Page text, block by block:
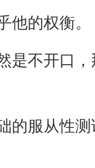
的权衡。
不开口，
服从性测